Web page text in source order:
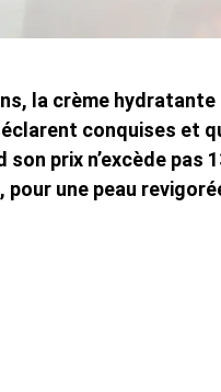
la crème
conquises et
prix n’excède pas
une peau